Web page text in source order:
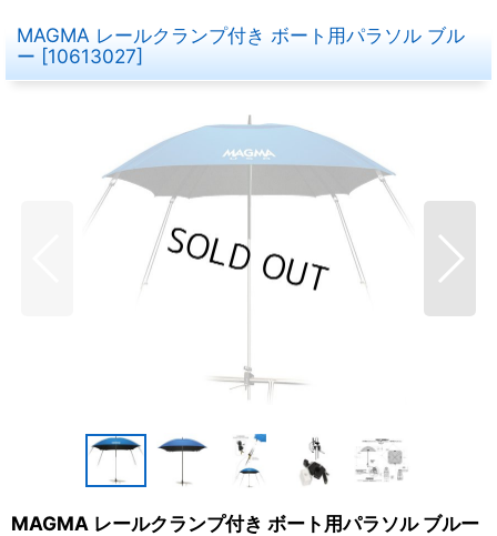
MAGMA レールクランプ付き ボート用パラソル ブル
ー [10613027]
MAGMA レールクランプ付き ボート用パラソル ブルー